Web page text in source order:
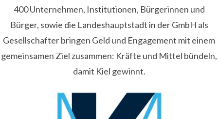
400 Unternehmen, Institutionen, Bürgerinnen und
Bürger, sowie die Landeshauptstadt in der GmbH als
Gesellschafter bringen Geld und Engagement mit einem
gemeinsamen Ziel zusammen: Kräfte und Mittel bündeln,
damit Kiel gewinnt.